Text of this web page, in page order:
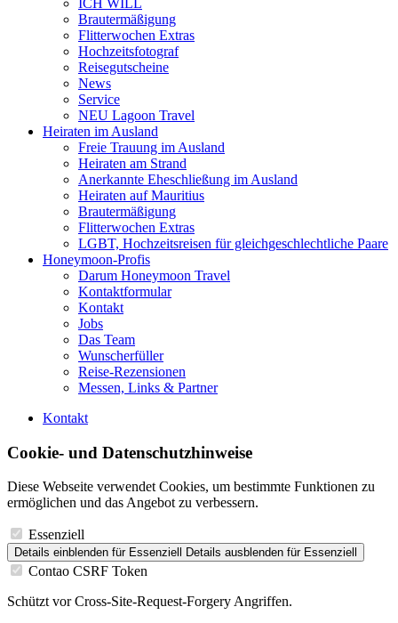
ICH WILL
Brautermäßigung
Flitterwochen Extras
Hochzeitsfotograf
Reisegutscheine
News
Service
NEU Lagoon Travel
Heiraten im Ausland
Freie Trauung im Ausland
Heiraten am Strand
Anerkannte Eheschließung im Ausland
Heiraten auf Mauritius
Brautermäßigung
Flitterwochen Extras
LGBT, Hochzeitsreisen für gleichgeschlechtliche Paare
Honeymoon-Profis
Darum Honeymoon Travel
Kontaktformular
Kontakt
Jobs
Das Team
Wunscherfüller
Reise-Rezensionen
Messen, Links & Partner
Kontakt
Cookie- und Datenschutzhinweise
Diese Webseite verwendet Cookies, um bestimmte Funktionen zu
ermöglichen und das Angebot zu verbessern.
Essenziell
Details einblenden für Essenziell Details ausblenden für Essenziell
Contao CSRF Token
Schützt vor Cross-Site-Request-Forgery Angriffen.